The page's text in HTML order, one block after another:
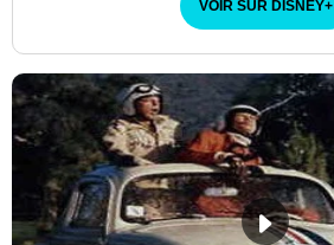
VOIR SUR DISNEY+